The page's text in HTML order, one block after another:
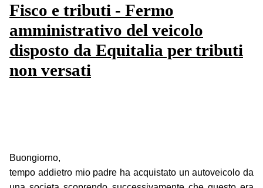
Fisco e tributi - Fermo
amministrativo del veicolo
disposto da Equitalia per tributi
non versati
Buongiorno,
tempo addietro mio padre ha acquistato un autoveicolo da